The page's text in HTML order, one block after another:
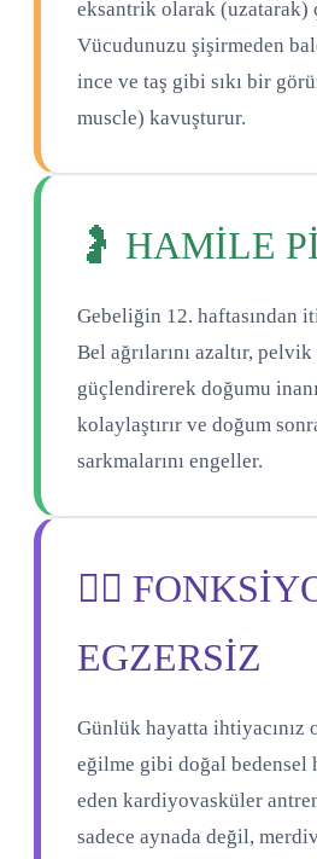
eksantrik olarak (uzatarak)
Vücudunuzu şişirmeden
ince ve taş gibi sıkı bir
muscle) kavuşturur.
🤰 HAMİLE
Gebeliğin 12. haftasından
Bel ağrılarını azaltır, pelvik
güçlendirerek doğumu
kolaylaştırır ve doğum
sarkmalarını engeller.
🏋️‍♀️
EGZERSİZ
Günlük hayatta ihtiyacınız
eğilme gibi doğal
eden kardiyovasküler
sadece aynada değil,